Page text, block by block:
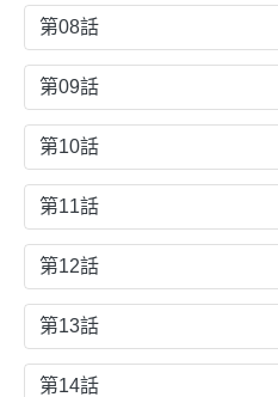
第08話
第09話
第10話
第11話
第12話
第13話
第14話